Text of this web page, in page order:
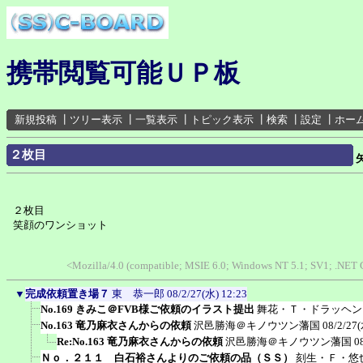
携帯閲覧可能ＵＰ板
新規投稿 ツリー表示 一覧表示 トピック表示 検索 設定 ホー
２枚目
２枚目
笑顔のワンショット
<Mozilla/4.0 (compatible; MSIE 6.0; Windows NT 5.1; SV1;
▼ 完成依頼置き場７ 東 恭一郎 08/2/27(水) 12:23
No.169 きみこ＠FVB様ご依頼のイラスト提出 舞花・Ｔ・ドラッヘ
No.163 竜乃麻衣さんからの依頼 沢邑勝海＠キノウツン藩国 08/2/27(
Re:No.163 竜乃麻衣さんからの依頼 沢邑勝海＠キノウツン藩国
Ｎｏ．２１１ 白石裕さんよりのご依頼の品（ＳＳ）
刻生・Ｆ・悠